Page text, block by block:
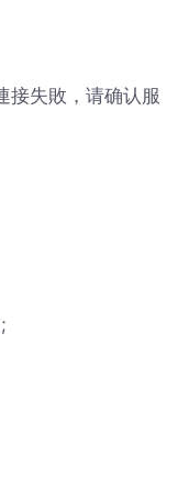
失敗，请确认服